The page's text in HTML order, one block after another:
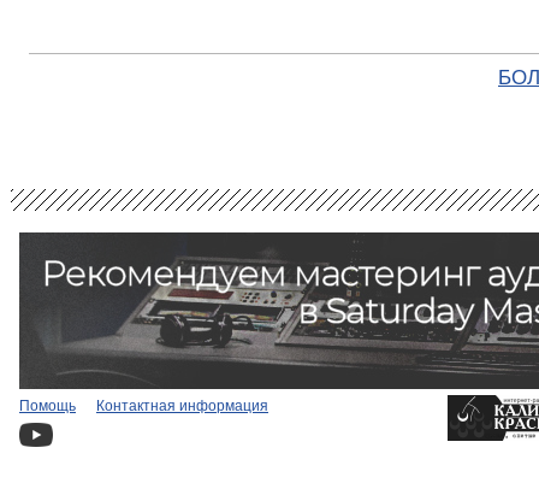
Помощь Контактная информация